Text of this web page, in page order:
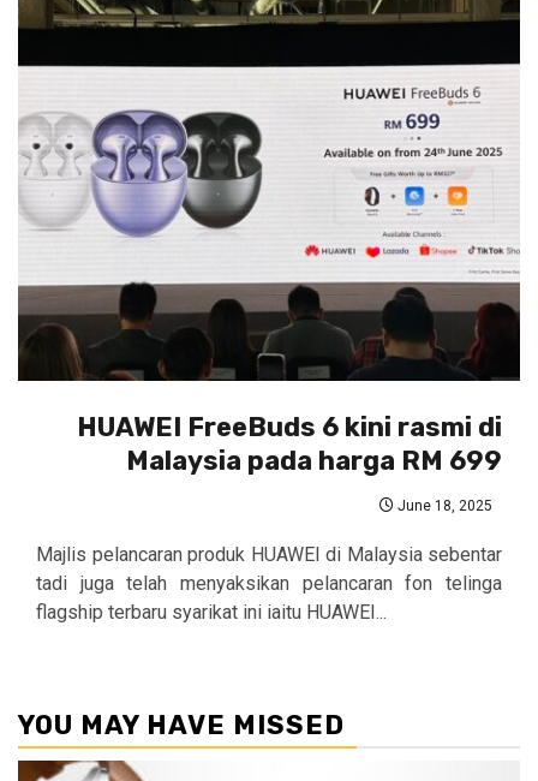
HUAWEI FreeBuds 6 kini rasmi di
Malaysia pada harga RM 699
June 18, 2025
Majlis pelancaran produk HUAWEI di Malaysia sebentar
tadi juga telah menyaksikan pelancaran fon telinga
flagship terbaru syarikat ini iaitu HUAWEI...
YOU MAY HAVE MISSED